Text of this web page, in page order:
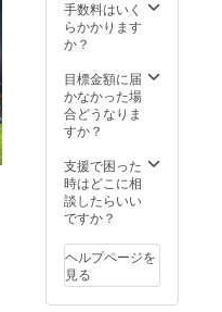
よろし
い方は
質問に
希望と
ご回答
くださ
い。 ※
利用用
途は、
2021年
10月31
時〜の
花火打
ち上げ
費用に
ます。
※支援金
額に
て、支
援者名
の表示
時間や
きさが
変わり
ます。
こちら
枠に約
7-20秒
くらい
表示さ
手数料はいく
らかかります
か？
目標金額に届
かなかった場
合どうなりま
すか？
支援で困った
時はどこに相
談したらいい
ですか？
ヘルプページを
見る